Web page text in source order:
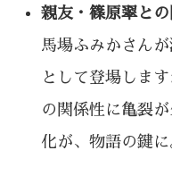
親友・篠原翠と
馬場ふみかさん
として登場しま
の関係性に亀裂
化が、物語の鍵に